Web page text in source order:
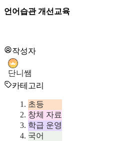
언어습관 개선교육
작성자
단니쌤
카테고리
초등
창체 자료
학급 운영
국어